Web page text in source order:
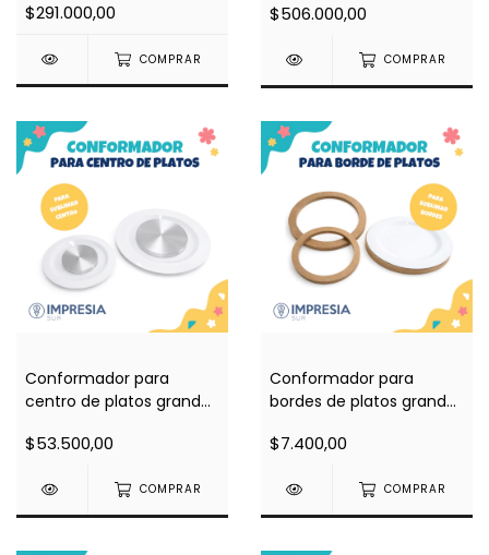
$291.000,00
COMPRAR
$506.000,00
COMPRAR
Conformador para
centro de platos grandes
plancha plana)
$53.500,00
COMPRAR
Conformador para
bordes de platos grandes
plancha plana)
$7.400,00
COMPRAR